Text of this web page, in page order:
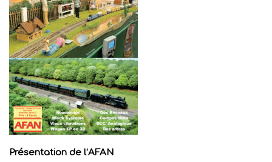
Présentation de l’AFAN